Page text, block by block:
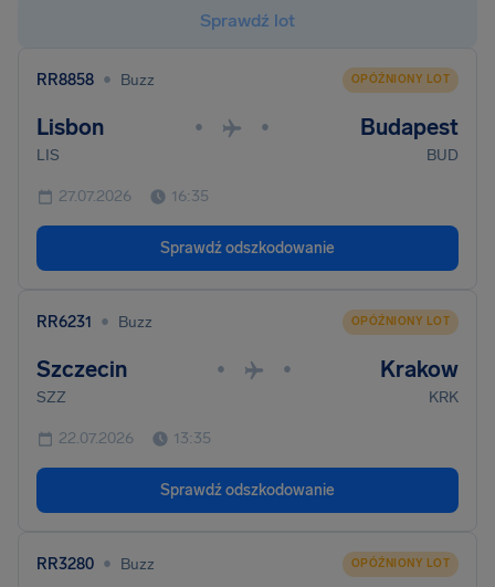
Sprawdź lot
RR8858 • Buzz OPÓŹNIONY LOT
Lisbon • • Budapest
LIS BUD
27.07.2026 16:35
Sprawdź odszkodowanie
RR6231 • Buzz OPÓŹNIONY LOT
Szczecin • • Krakow
SZZ KRK
22.07.2026 13:35
Sprawdź odszkodowanie
RR3280 • Buzz OPÓŹNIONY LOT